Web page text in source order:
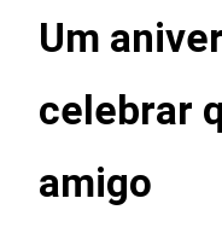
Um
celebrar
amigo